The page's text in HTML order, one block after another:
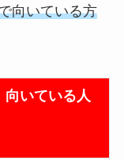
向いている方
向いている人